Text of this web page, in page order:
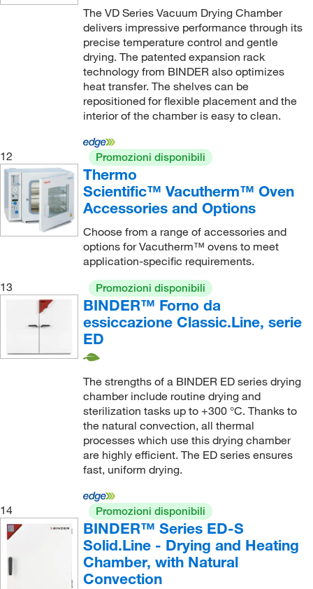
The VD Series Vacuum Drying Chamber
delivers impressive performance through its
precise temperature control and gentle
drying. The patented expansion rack
technology from BINDER also optimizes
heat transfer. The shelves can be
repositioned for flexible placement and the
interior of the chamber is easy to clean.
12 Promozioni disponibili
Thermo
Scientific™ Vacutherm™ Oven
Accessories and Options
Choose from a range of accessories and
options for Vacutherm™ ovens to meet
application-specific requirements.
13
Promozioni disponibili
BINDER™ Forno da
essiccazione Classic.Line, serie
ED
The strengths of a BINDER ED series drying
chamber include routine drying and
sterilization tasks up to +300 °C. Thanks to
the natural convection, all thermal
processes which use this drying chamber
are highly efficient. The ED series ensures
fast, uniform drying.
14 Promozioni disponibili
BINDER™ Series ED-S
Solid.Line - Drying and Heating
Chamber, with Natural
Convection